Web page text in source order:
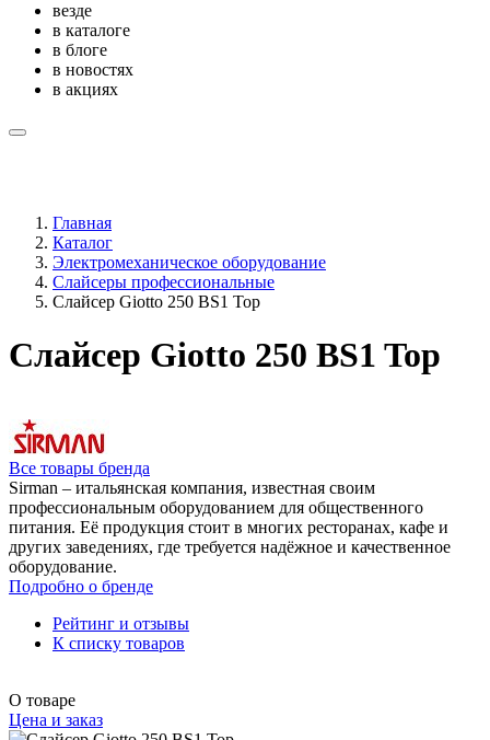
везде
в каталоге
в блоге
в новостях
в акциях
Главная
Каталог
Электромеханическое оборудование
Слайсеры профессиональные
Слайсер Giotto 250 BS1 Top
Слайсер Giotto 250 BS1 Top
Все товары бренда
Sirman – итальянская компания, известная своим
профессиональным оборудованием для общественного
питания. Её продукция стоит в многих ресторанах, кафе и
других заведениях, где требуется надёжное и качественное
оборудование.
Подробно о бренде
Рейтинг и отзывы
К списку товаров
О товаре
Цена и заказ